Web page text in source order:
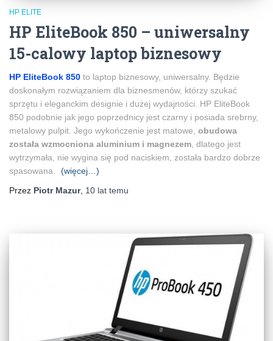
HP ELITE
HP EliteBook 850 – uniwersalny
15-calowy laptop biznesowy
HP EliteBook 850 to laptop biznesowy, uniwersalny. Będzie
doskonałym rozwiązaniem dla biznesmenów, którzy szukać
sprzętu i eleganckim designie i dużej wydajności. HP EliteBook
850 podobnie jak jego poprzednicy jest czarny i posiada srebrny,
metalowy pulpit. Jego wykończenie jest matowe, obudowa
została wzmocniona aluminium i magnezem, dlatego jest
wytrzymała, nie wygina się pod naciskiem, została bardzo dobrze
spasowana.
(więcej…)
Przez Piotr Mazur, 10 lat temu